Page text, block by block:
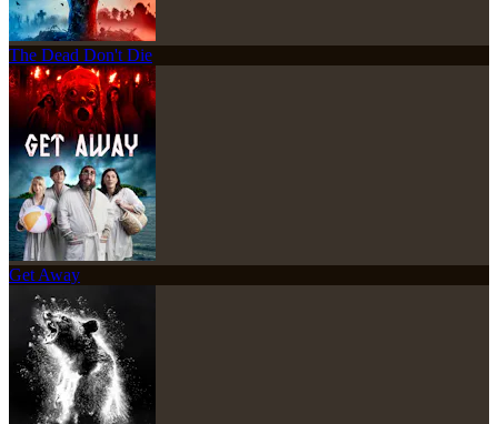
The Dead Don't Die
Get Away